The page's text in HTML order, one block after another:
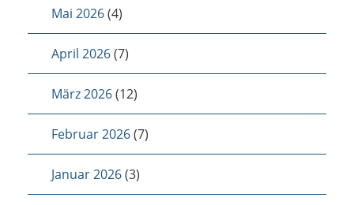
Mai 2026(4)
April 2026(7)
März 2026(12)
Februar 2026(7)
Januar 2026(3)